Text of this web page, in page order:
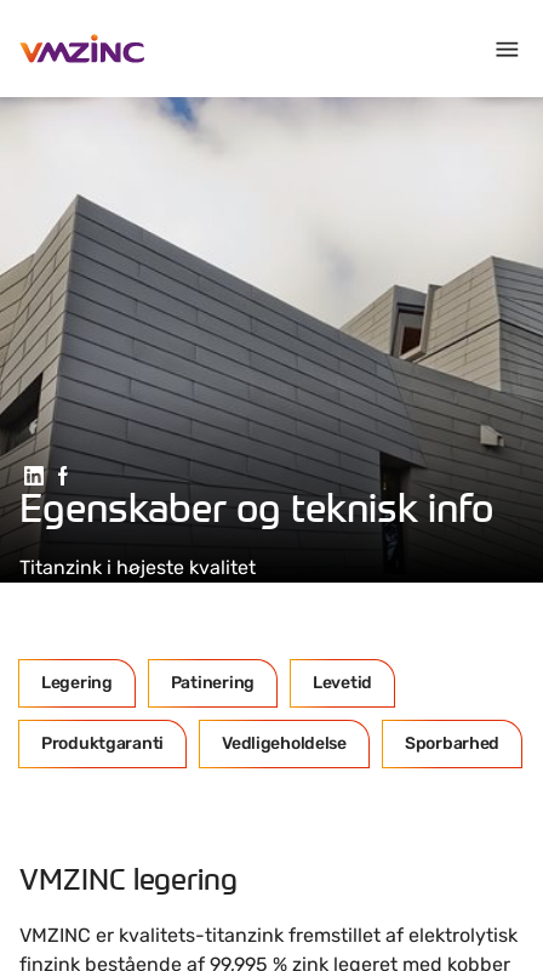
Del på Linkedin
Del på Facebook
Egenskaber og teknisk info
Titanzink i højeste kvalitet
Legering Patinering Levetid
Produktgaranti Vedligeholdelse Sporbarhed
VMZINC legering
VMZINC er kvalitets-titanzink fremstillet af elektrolytisk
finzink bestående af 99,995 % zink legeret med kobber